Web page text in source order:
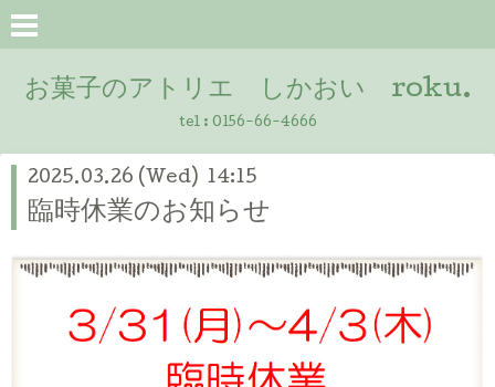
お菓子のアトリエ しかおい roku.
tel : 0156-66-4666
2025.03.26 (Wed) 14:15
臨時休業のお知らせ